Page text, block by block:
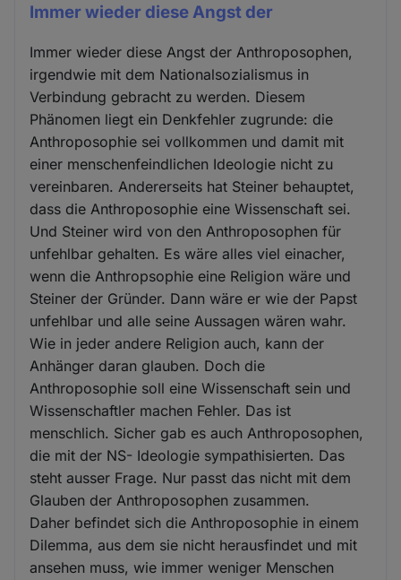
Immer wieder diese Angst der
Immer wieder diese Angst der Anthroposophen,
irgendwie mit dem Nationalsozialismus in
Verbindung gebracht zu werden. Diesem
Phänomen liegt ein Denkfehler zugrunde: die
Anthroposophie sei vollkommen und damit mit
einer menschenfeindlichen Ideologie nicht zu
vereinbaren. Andererseits hat Steiner behauptet,
dass die Anthroposophie eine Wissenschaft sei.
Und Steiner wird von den Anthroposophen für
unfehlbar gehalten. Es wäre alles viel einacher,
wenn die Anthropsophie eine Religion wäre und
Steiner der Gründer. Dann wäre er wie der Papst
unfehlbar und alle seine Aussagen wären wahr.
Wie in jeder andere Religion auch, kann der
Anhänger daran glauben. Doch die
Anthroposophie soll eine Wissenschaft sein und
Wissenschaftler machen Fehler. Das ist
menschlich. Sicher gab es auch Anthroposophen,
die mit der NS- Ideologie sympathisierten. Das
steht ausser Frage. Nur passt das nicht mit dem
Glauben der Anthroposophen zusammen.
Daher befindet sich die Anthroposophie in einem
Dilemma, aus dem sie nicht herausfindet und mit
ansehen muss, wie immer weniger Menschen